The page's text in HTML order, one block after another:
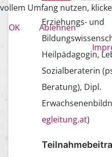
Erziehungs- und
Heilpädagogin,
Sozialberaterin
Beratung), Dipl.
egleitung.at)
vollem Umfang nutzen,
OK
Ablehnen